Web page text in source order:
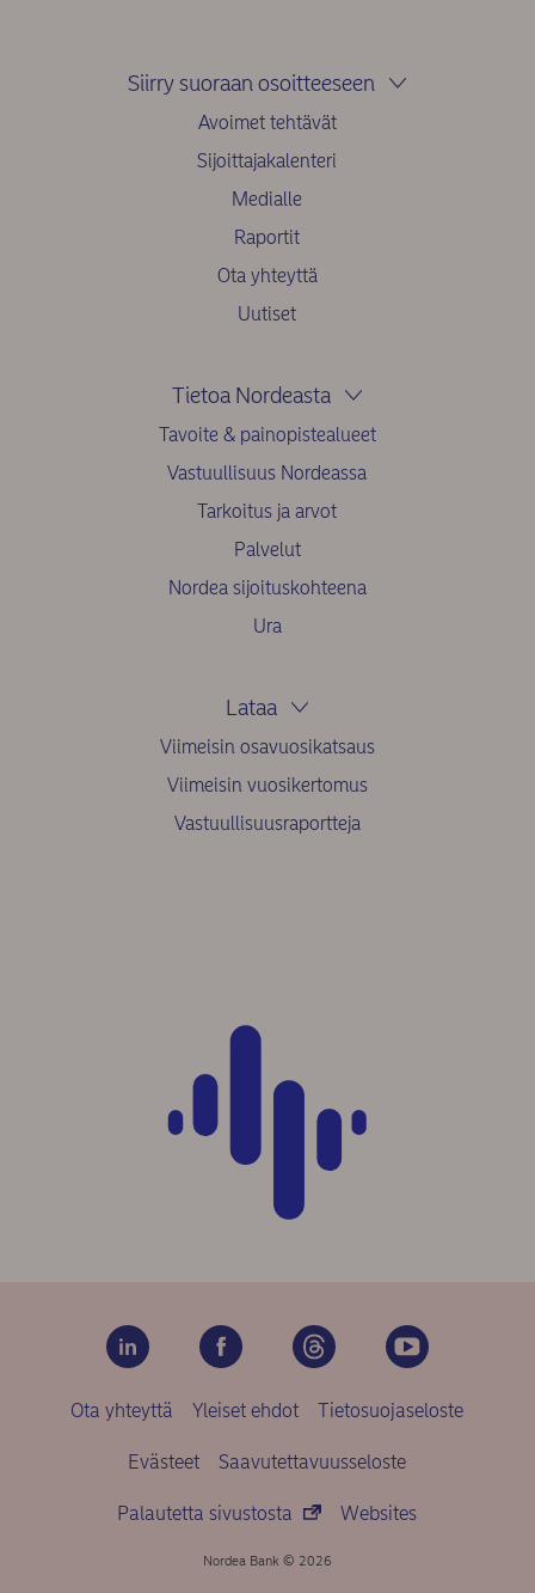
Siirry suoraan osoitteeseen
Avoimet tehtävät
Sijoittajakalenteri
Medialle
Raportit
Ota yhteyttä
Uutiset
Tietoa Nordeasta
Tavoite & painopistealueet
Vastuullisuus Nordeassa
Tarkoitus ja arvot
Palvelut
Nordea sijoituskohteena
Ura
Lataa
Viimeisin osavuosikatsaus
Viimeisin vuosikertomus
Vastuullisuusraportteja
Ota yhteyttä Yleiset ehdot Tietosuojaseloste
Evästeet Saavutettavuusseloste
Palautetta sivustosta Websites
Nordea Bank © 2026